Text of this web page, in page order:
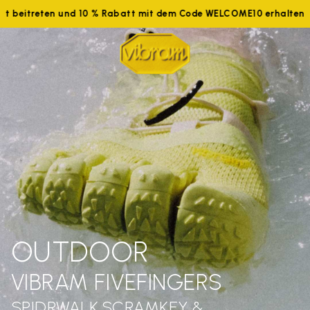
beitreten und 10 % Rabatt mit dem Code WELCOME10 erhalten
OUTDOOR
VIBRAM FIVEFINGERS